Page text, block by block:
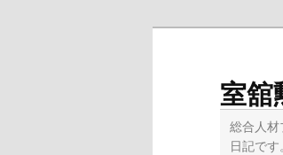
室舘
総合人
日記です。